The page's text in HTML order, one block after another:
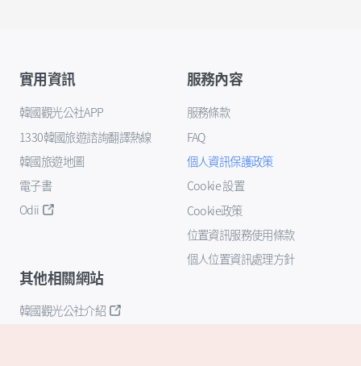
實用資訊
韓國觀光公社APP
1330韓國旅遊諮詢翻譯熱線
韓國旅遊地圖
電子書
Odii
服務內容
服務條款
FAQ
個人資訊保護政策
Cookie 設置
Cookie政策
位置資訊服務使用條款
個人位置資訊處理方針
其他相關網站
韓國觀光公社介紹